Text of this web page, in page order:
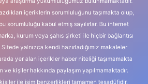
içeriklerin sorumluluğunu taşımakta olup,
sorumluluğu kabul etmiş sayılırlar. Bu internet
kurum veya şahıs şirketi ile hiçbir bağlantısı
yalnızca kendi hazırladığımız makaleler
yer alan içerikler haber niteliği taşımamakta
ve kişiler hakkında paylaşım yapılmamaktadır.
ile isim benzerlikleri tamamen tesadüfidir.